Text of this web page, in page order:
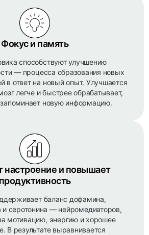
Фокус и память
способствуют улучшению
— процесса образования новых
в ответ на новый опыт. Улучшается
легче и быстрее обрабатывает,
запоминает новую информацию.
настроение и повышает
продуктивность
баланс дофамина,
и серотонина — нейромедиаторов,
мотивацию, энергию и хорошее
В результате выравнивается